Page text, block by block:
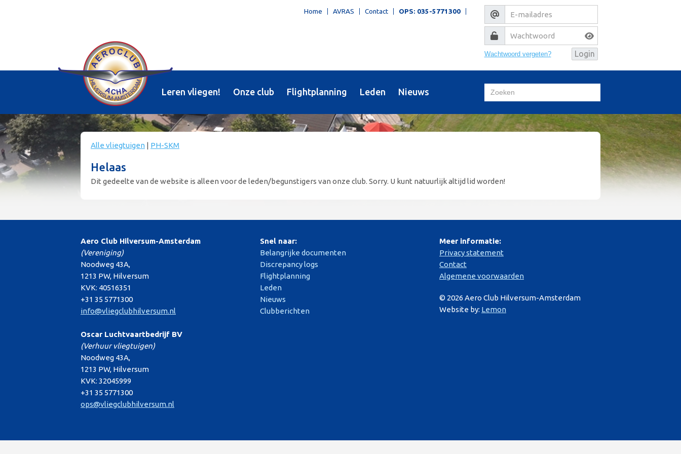
Home AVRAS Contact OPS: 035-5771300
Wachtwoord vergeten?
Leren vliegen! Onze club Flightplanning Leden Nieuws
Alle vliegtuigen | PH-SKM
Helaas
Dit gedeelte van de website is alleen voor de leden/begunstigers van onze club. Sorry. U kunt natuurlijk altijd lid worden!
Aero Club Hilversum-Amsterdam
(Vereniging)
Noodweg 43A,
1213 PW, Hilversum
KVK: 40516351
+31 35 5771300
info@vliegclubhilversum.nl
Oscar Luchtvaartbedrijf BV
(Verhuur vliegtuigen)
Noodweg 43A,
1213 PW, Hilversum
KVK: 32045999
+31 35 5771300
ops@vliegclubhilversum.nl
Snel naar:
Belangrijke documenten
Discrepancy logs
Flightplanning
Leden
Nieuws
Clubberichten
Meer informatie:
Privacy statement
Contact
Algemene voorwaarden
© 2026 Aero Club Hilversum-Amsterdam
Website by: Lemon